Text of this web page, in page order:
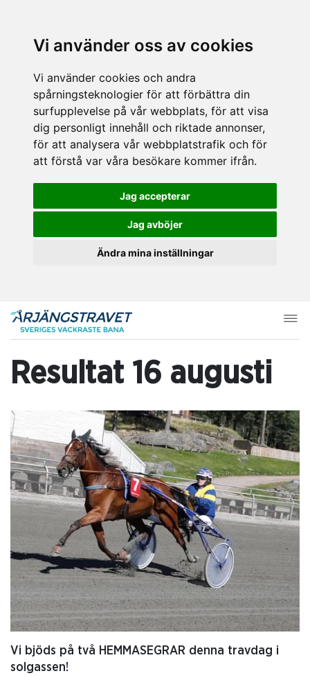
Vi använder oss av cookies
Vi använder cookies och andra
spårningsteknologier för att förbättra din
surfupplevelse på vår webbplats, för att visa
dig personligt innehåll och riktade annonser,
för att analysera vår webbplatstrafik och för
att förstå var våra besökare kommer ifrån.
Jag accepterar
Jag avböjer
Ändra mina inställningar
Resultat 16 augusti
Vi bjöds på två HEMMASEGRAR denna travdag i
solgassen!